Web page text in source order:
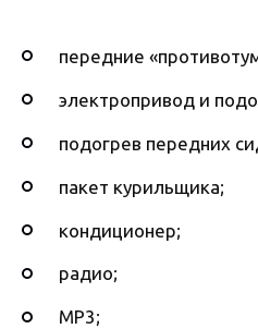
передние
электропривод и
подогрев передних
пакет курильщика;
кондиционер;
радио;
MP3;